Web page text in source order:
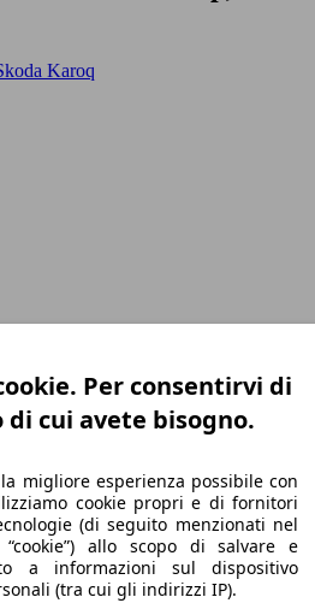
Karoq
Per consentirvi di
cui avete bisogno.
migliore esperienza possibile con
cookie propri e di fornitori
(di seguito menzionati nel
allo scopo di salvare e
a informazioni sul dispositivo
(tra cui gli indirizzi IP).